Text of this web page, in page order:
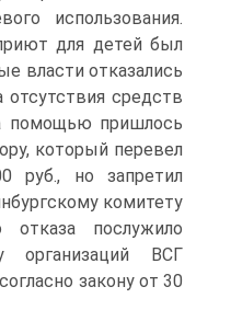
использования.
для детей был
власти отказались
отсутствия средств
помощью пришлось
который перевел
руб., но запретил
комитету
отказа послужило
организаций ВСГ
закону от 30